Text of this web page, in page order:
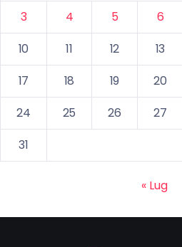
3
4 5 6
10
11 12 13
17
18 19 20
24
25 26 27
31
« Lug